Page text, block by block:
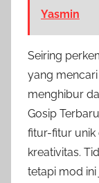
Yasmin
Seiring
yang
menghibur
Gosip
fitur-fitur unik
kreativitas.
tetapi mod